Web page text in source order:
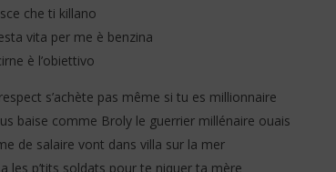
che ti killano
vita per me è benzina
è l’obiettivo
s’achète pas même si tu es millionnaire
baise comme Broly le guerrier millénaire ouais
de salaire vont dans villa sur la mer
les p’tits soldats pour te niquer ta mère